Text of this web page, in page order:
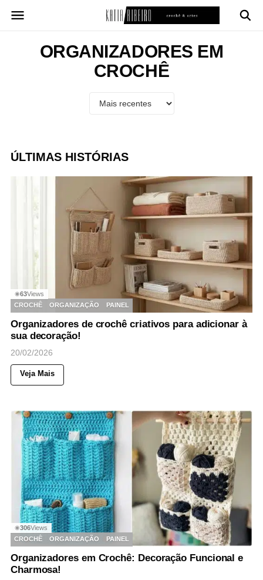
para
ORGANIZADORES EM
CROCHÊ
ÚLTIMAS HISTÓRIAS
◉63Views
CROCHÊ
ORGANIZAÇÃO PAINEL
Organizadores de crochê criativos para adicionar à
sua decoração!
20/02/2026
Veja Mais
◉306Views
CROCHÊ
ORGANIZAÇÃO PAINEL
Organizadores em Crochê: Decoração Funcional e
Charmosa!